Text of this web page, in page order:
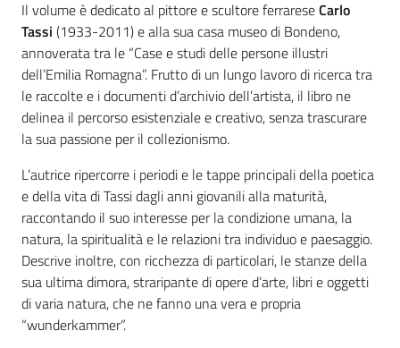
Il volume è dedicato al pittore e scultore ferrareseCarlo
Tassi (1933-2011) e alla sua casa museo di Bondeno,
annoverata tra le “Case e studi delle persone illustri
dell’Emilia Romagna”. Frutto di un lungo lavoro di ricerca tra
le raccolte e i documenti d’archivio dell’artista, il libro ne
delinea il percorso esistenziale e creativo, senza trascurare
la sua passione per il collezionismo.
L’autrice ripercorre i periodi e le tappe principali della poetica
e della vita di Tassi dagli anni giovanili alla maturità,
raccontando il suo interesse per la condizione umana, la
natura, la spiritualità e le relazioni tra individuo e paesaggio.
Descrive inoltre, con ricchezza di particolari, le stanze della
sua ultima dimora, straripante di opere d’arte, libri e oggetti
di varia natura, che ne fanno una vera e propria
“wunderkammer”.